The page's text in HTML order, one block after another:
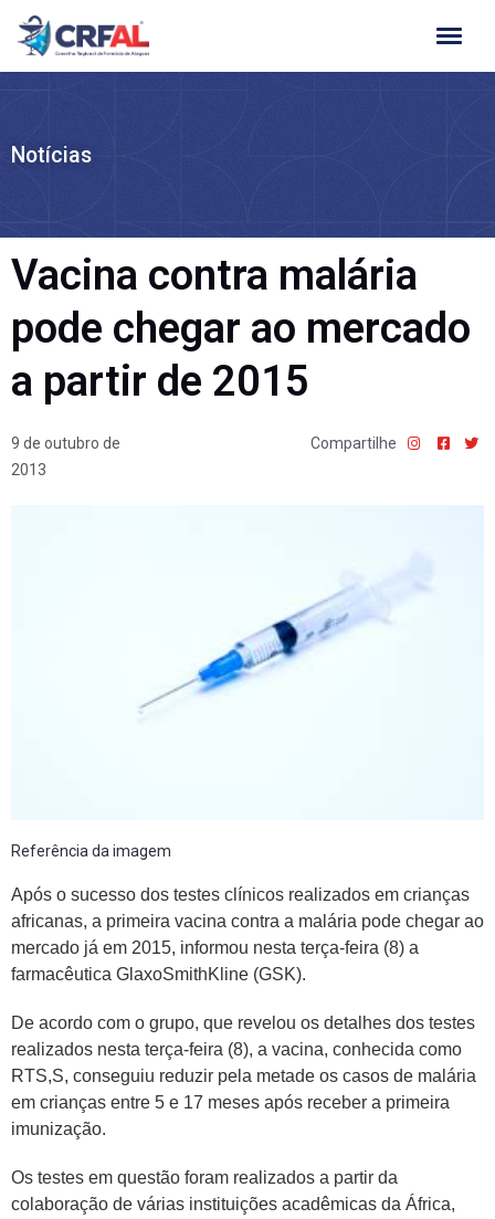
Ir
para
Notícias
Vacina contra malária
pode chegar ao mercado
a partir de 2015
9 de outubro de
2013
Compartilhe
Referência da imagem
Após o sucesso dos testes clínicos realizados em crianças
africanas, a primeira vacina contra a malária pode chegar ao
mercado já em 2015, informou nesta terça-feira (8) a
farmacêutica GlaxoSmithKline (GSK).
De acordo com o grupo, que revelou os detalhes dos testes
realizados nesta terça-feira (8), a vacina, conhecida como
RTS,S, conseguiu reduzir pela metade os casos de malária
em crianças entre 5 e 17 meses após receber a primeira
imunização.
Os testes em questão foram realizados a partir da
colaboração de várias instituições acadêmicas da África,